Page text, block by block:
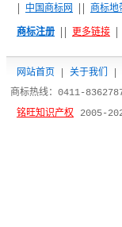
中国商标网 商标地
商标注册 更多链接
网站首页 | 关于我们 |
商标热线：0411-
铭旺知识产权
2005-